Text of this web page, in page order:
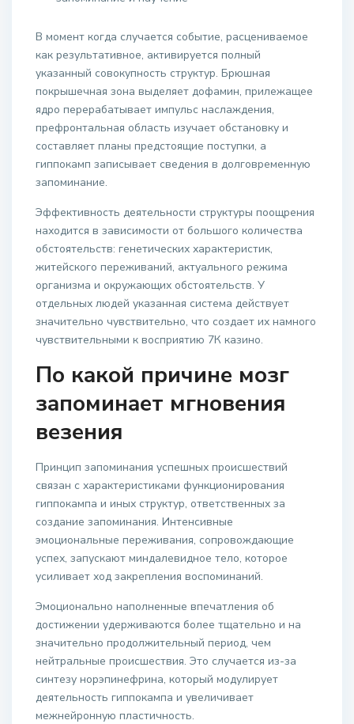
В момент когда случается событие, расцениваемое
как результативное, активируется полный
указанный совокупность структур. Брюшная
покрышечная зона выделяет дофамин, прилежащее
ядро перерабатывает импульс наслаждения,
префронтальная область изучает обстановку и
составляет планы предстоящие поступки, а
гиппокамп записывает сведения в долговременную
запоминание.
Эффективность деятельности структуры поощрения
находится в зависимости от большого количества
обстоятельств: генетических характеристик,
житейского переживаний, актуального режима
организма и окружающих обстоятельств. У
отдельных людей указанная система действует
значительно чувствительно, что создает их намного
чувствительными к восприятию 7К казино.
По какой причине мозг
запоминает мгновения
везения
Принцип запоминания успешных происшествий
связан с характеристиками функционирования
гиппокампа и иных структур, ответственных за
создание запоминания. Интенсивные
эмоциональные переживания, сопровождающие
успех, запускают миндалевидное тело, которое
усиливает ход закрепления воспоминаний.
Эмоционально наполненные впечатления об
достижении удерживаются более тщательно и на
значительно продолжительный период, чем
нейтральные происшествия. Это случается из-за
синтезу норэпинефрина, который модулирует
деятельность гиппокампа и увеличивает
межнейронную пластичность.